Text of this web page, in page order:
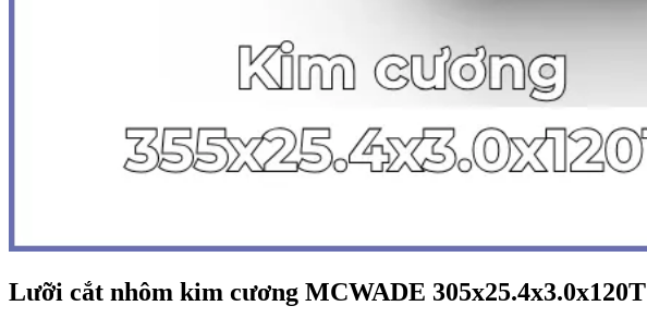
Lưỡi cắt nhôm kim cương MCWADE 305x25.4x3.0x120T